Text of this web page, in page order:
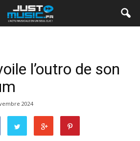
l’outro de son
2024